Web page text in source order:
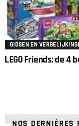
GIDSEN EN
LEGO Friends: de
NOS DERNIÈRES